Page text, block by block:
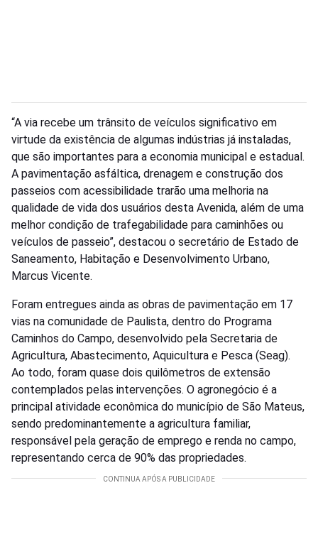
“A via recebe um trânsito de veículos significativo em
virtude da existência de algumas indústrias já instaladas,
que são importantes para a economia municipal e estadual.
A pavimentação asfáltica, drenagem e construção dos
passeios com acessibilidade trarão uma melhoria na
qualidade de vida dos usuários desta Avenida, além de uma
melhor condição de trafegabilidade para caminhões ou
veículos de passeio”, destacou o secretário de Estado de
Saneamento, Habitação e Desenvolvimento Urbano,
Marcus Vicente.
Foram entregues ainda as obras de pavimentação em 17
vias na comunidade de Paulista, dentro do Programa
Caminhos do Campo, desenvolvido pela Secretaria de
Agricultura, Abastecimento, Aquicultura e Pesca (Seag).
Ao todo, foram quase dois quilômetros de extensão
contemplados pelas intervenções. O agronegócio é a
principal atividade econômica do município de São Mateus,
sendo predominantemente a agricultura familiar,
responsável pela geração de emprego e renda no campo,
representando cerca de 90% das propriedades.